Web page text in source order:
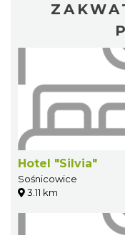
Hotel "Silvia"
Sośnicowice
3.11 km